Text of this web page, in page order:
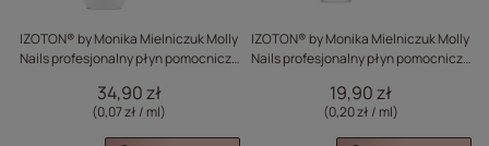
IZOTON® by Monika Mielniczuk Molly
Nails profesjonalny płyn pomocniczy
inhibicja acrylo-gel 500ml
34,90 zł
(0,07 zł / ml)
IZOTON® by Monika Mielniczuk Molly
Nails profesjonalny płyn pomocniczy
inhibicja acrylo-gel 100ml
19,90 zł
(0,20 zł / ml)